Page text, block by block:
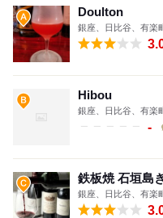
Doulton
銀座、日比谷、有楽
Hibou
銀座、日比谷、有楽
-
鉄板焼 石垣島
銀座、日比谷、有楽